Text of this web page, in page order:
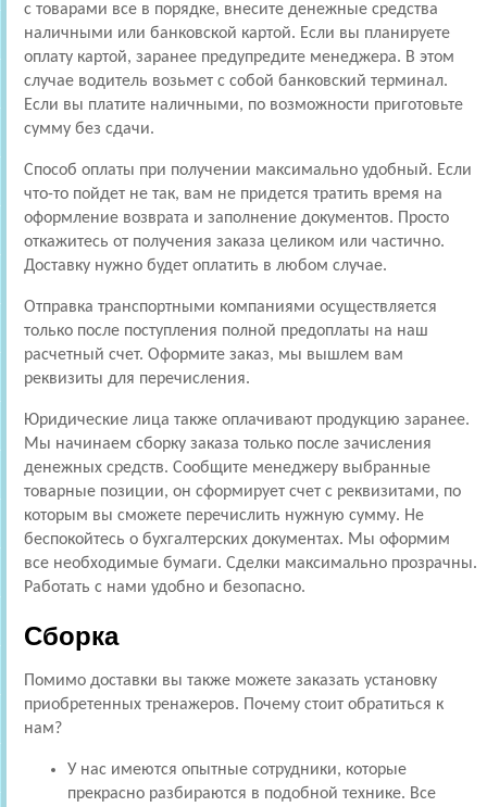
с товарами все в порядке, внесите денежные средства
наличными или банковской картой. Если вы планируете
оплату картой, заранее предупредите менеджера. В этом
случае водитель возьмет с собой банковский терминал.
Если вы платите наличными, по возможности приготовьте
сумму без сдачи.
Способ оплаты при получении максимально удобный. Если
что-то пойдет не так, вам не придется тратить время на
оформление возврата и заполнение документов. Просто
откажитесь от получения заказа целиком или частично.
Доставку нужно будет оплатить в любом случае.
Отправка транспортными компаниями осуществляется
только после поступления полной предоплаты на наш
расчетный счет. Оформите заказ, мы вышлем вам
реквизиты для перечисления.
Юридические лица также оплачивают продукцию заранее.
Мы начинаем сборку заказа только после зачисления
денежных средств. Сообщите менеджеру выбранные
товарные позиции, он сформирует счет с реквизитами, по
которым вы сможете перечислить нужную сумму. Не
беспокойтесь о бухгалтерских документах. Мы оформим
все необходимые бумаги. Сделки максимально прозрачны.
Работать с нами удобно и безопасно.
Сборка
Помимо доставки вы также можете заказать установку
приобретенных тренажеров. Почему стоит обратиться к
нам?
У нас имеются опытные сотрудники, которые
прекрасно разбираются в подобной технике. Все